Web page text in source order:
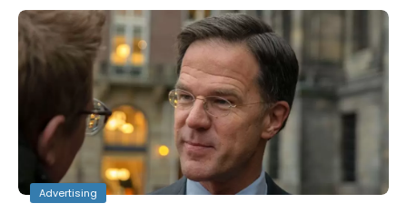
Advertising